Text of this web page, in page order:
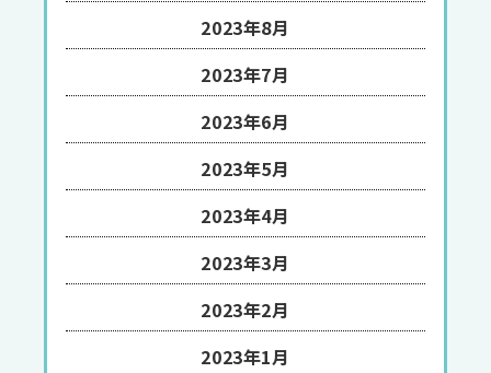
2023年8月
2023年7月
2023年6月
2023年5月
2023年4月
2023年3月
2023年2月
2023年1月